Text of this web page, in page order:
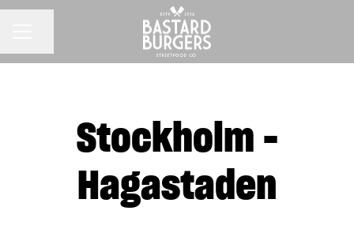
Stockholm -
Hagastaden